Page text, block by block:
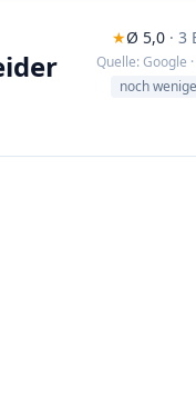
★Ø 5,0 ·
Quelle: Google
noch